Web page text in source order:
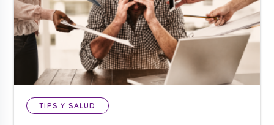
TIPS Y SALUD